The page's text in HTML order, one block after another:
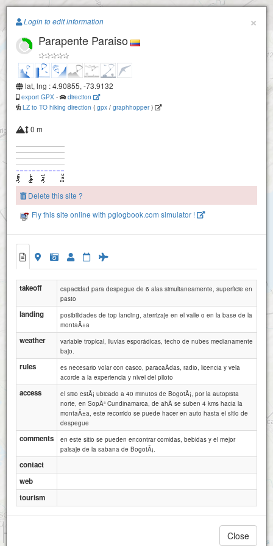
Paragliding.Earth
Parapente Paraiso
Parapente los cerezos
+
−
Attributions
×
Login to edit information
Parapente Paraiso
lat, lng : 4.90855, -73.9132
export GPX -
direction
LZ to TO hiking direction ( gpx / graphhopper)
0 m
Delete this site ?
Fly this site online with pglogbook.com simulator !
takeoff
capacidad para despegue de 6 alas simultaneamente, superficie en
pasto
landing
posibilidades de top landing, aterrizaje en el valle o en la base de la
montaÃ±a
weather
variable tropical, lluvias esporádicas, techo de nubes medianamente
bajo.
rules
es necesario volar con casco, paracaÃ­das, radio, licencia y vela
acorde a la experiencia y nivel del piloto
access
el sitio estÃ¡ ubicado a 40 minutos de BogotÃ¡, por la autopista
norte, en SopÃ³ Cundinamarca, de ahÃ­ se suben 4 kms hacia la
montaÃ±a, este recorrido se puede hacer en auto hasta el sitio de
despegue
comments
en este sitio se pueden encontrar comidas, bebidas y el mejor
paisaje de la sabana de BogotÃ¡.
contact
web
tourism
Close